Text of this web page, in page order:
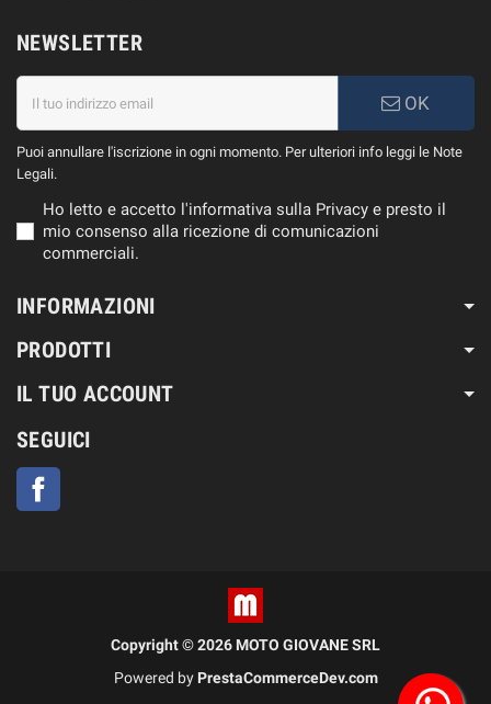
NEWSLETTER
OK
Puoi annullare l'iscrizione in ogni momento. Per ulteriori info leggi le Note
Legali.
Ho letto e accetto l'informativa sulla Privacy e presto il
mio consenso alla ricezione di comunicazioni
commerciali.
INFORMAZIONI
PRODOTTI
IL TUO ACCOUNT
SEGUICI
Copyright © 2026 MOTO GIOVANE SRL
Powered by PrestaCommerceDev.com